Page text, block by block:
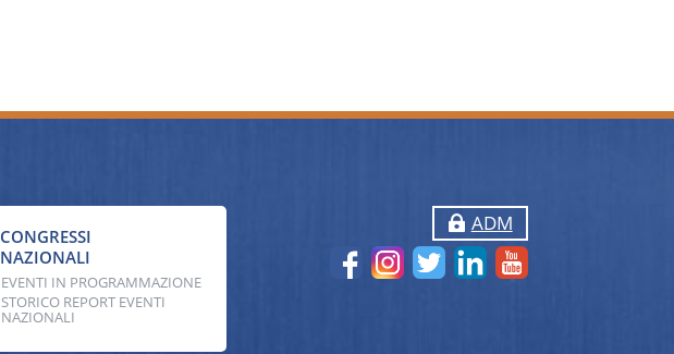
CONGRESSI
NAZIONALI
EVENTI IN PROGRAMMAZIONE
STORICO REPORT EVENTI
NAZIONALI
ADM